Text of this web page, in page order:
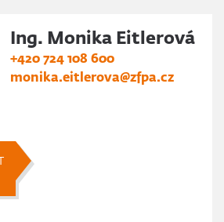
Ing. Monika Eitlerová
+420 724 108 600
monika.eitlerova@zfpa.cz